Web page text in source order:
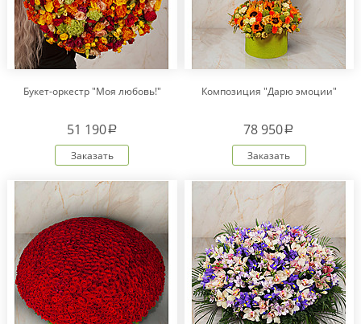
Букет-оркестр "Моя любовь!"
51 190a
Заказать
Композиция "Дарю эмоции"
78 950a
Заказать